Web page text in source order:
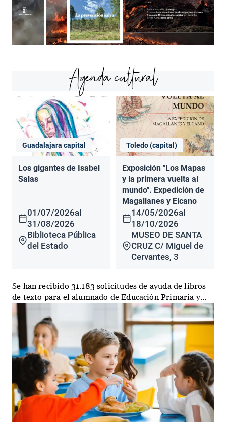
Agenda cultural
Guadalajara capital
Los gigantes de Isabel
Salas
01/07/2026al
31/08/2026
Biblioteca Pública
del Estado
Toledo (capital)
Exposición "Los Mapas
y la primera vuelta al
mundo". Expedición de
Magallanes y Elcano
14/05/2026al
18/10/2026
MUSEO DE SANTA
CRUZ C/ Miguel de
Cervantes, 3
Se han recibido 31.183 solicitudes de ayuda de libros
de texto para el alumnado de Educación Primaria y...